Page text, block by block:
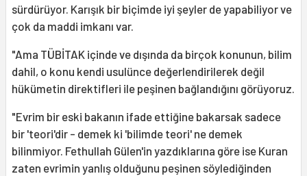
sürdürüyor. Karışık bir biçimde iyi şeyler de yapabiliyor ve
çok da maddi imkanı var.
"Ama TÜBİTAK içinde ve dışında da birçok konunun, bilim
dahil, o konu kendi usulünce değerlendirilerek değil
hükümetin direktifleri ile peşinen bağlandığını görüyoruz.
"Evrim bir eski bakanın ifade ettiğine bakarsak sadece
bir 'teori'dir - demek ki 'bilimde teori' ne demek
bilinmiyor. Fethullah Gülen'in yazdıklarına göre ise Kuran
zaten evrimin yanlış olduğunu peşinen söylediğinden